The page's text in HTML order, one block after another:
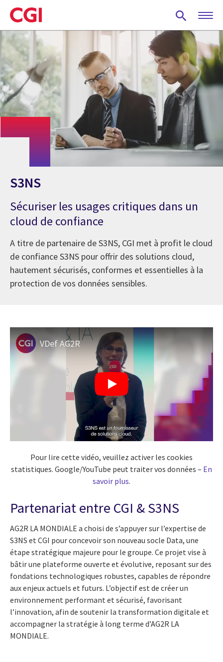
Skip
to
main
content
S3NS
Sécuriser les usages critiques dans un
cloud de confiance
A titre de partenaire de S3NS, CGI met à profit le cloud
de confiance S3NS pour offrir des solutions cloud,
hautement sécurisés, conformes et essentielles à la
protection de vos données sensibles.
VDef AG2R
Pour lire cette vidéo, veuillez activer les cookies
statistiques. Google/YouTube peut traiter vos données – En
savoir plus.
Partenariat entre CGI & S3NS
AG2R LA MONDIALE a choisi de s’appuyer sur l’expertise de
S3NS et CGI pour concevoir son nouveau socle Data, une
étape stratégique majeure pour le groupe. Ce projet vise à
bâtir une plateforme ouverte et évolutive, reposant sur des
fondations technologiques robustes, capables de répondre
aux enjeux actuels et futurs. L’objectif est de créer un
environnement performant et sécurisé, favorisant
l’innovation, afin de soutenir la transformation digitale et
accompagner la stratégie à long terme d’AG2R LA
MONDIALE.